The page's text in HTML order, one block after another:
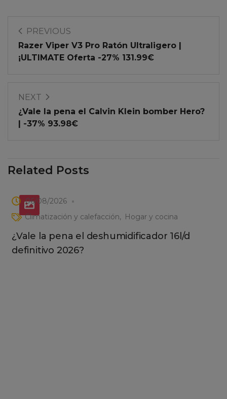
PREVIOUS
Razer Viper V3 Pro Ratón Ultraligero |
¡ULTIMATE Oferta -27% 131.99€
NEXT
¿Vale la pena el Calvin Klein bomber Hero?
| -37% 93.98€
Related Posts
06/08/2026
Climatización y calefacción
Hogar y cocina
¿Vale la pena el deshumidificador 16l/d
definitivo 2026?